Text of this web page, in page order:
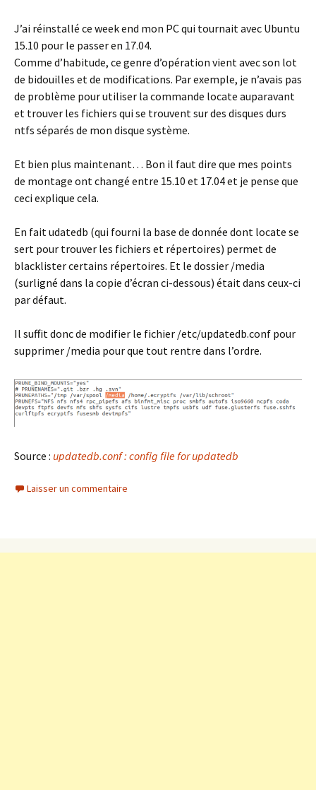
J’ai réinstallé ce week end mon PC qui tournait avec Ubuntu
15.10 pour le passer en 17.04.
Comme d’habitude, ce genre d’opération vient avec son lot
de bidouilles et de modifications. Par exemple, je n’avais pas
de problème pour utiliser la commande locate auparavant
et trouver les fichiers qui se trouvent sur des disques durs
ntfs séparés de mon disque système.
Et bien plus maintenant… Bon il faut dire que mes points
de montage ont changé entre 15.10 et 17.04 et je pense que
ceci explique cela.
En fait udatedb (qui fourni la base de donnée dont locate se
sert pour trouver les fichiers et répertoires) permet de
blacklister certains répertoires. Et le dossier /media
(surligné dans la copie d’écran ci-dessous) était dans ceux-ci
par défaut.
Il suffit donc de modifier le fichier /etc/updatedb.conf pour
supprimer /media pour que tout rentre dans l’ordre.
Source : updatedb.conf : config file for updatedb
Laisser un commentaire